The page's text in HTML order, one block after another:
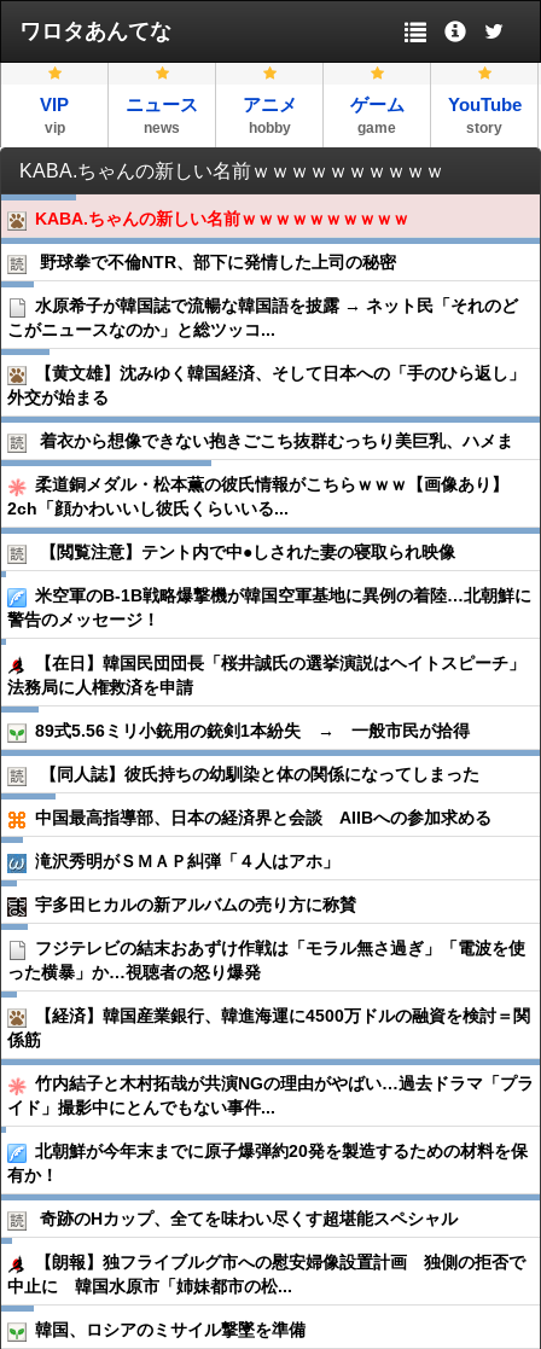
ワロタあんてな
VIP
vip
ニュース
news
アニメ
hobby
ゲーム
game
YouTube
story
KABA.ちゃんの新しい名前ｗｗｗｗｗｗｗｗｗｗ
KABA.ちゃんの新しい名前ｗｗｗｗｗｗｗｗｗｗ
野球拳で不倫NTR、部下に発情した上司の秘密
水原希子が韓国誌で流暢な韓国語を披露 → ネット民「それのど
こがニュースなのか」と総ツッコ...
【黄文雄】沈みゆく韓国経済、そして日本への「手のひら返し」
外交が始まる
着衣から想像できない抱きごこち抜群むっちり美巨乳、ハメま
柔道銅メダル・松本薫の彼氏情報がこちらｗｗｗ【画像あり】
2ch「顔かわいいし彼氏くらいいる...
【閲覧注意】テント内で中●︎しされた妻の寝取られ映像
米空軍のB-1B戦略爆撃機が韓国空軍基地に異例の着陸…北朝鮮に
警告のメッセージ！
【在日】韓国民団団長「桜井誠氏の選挙演説はヘイトスピーチ」
法務局に人権救済を申請
89式5.56ミリ小銃用の銃剣1本紛失 → 一般市民が拾得
【同人誌】彼氏持ちの幼馴染と体の関係になってしまった
中国最高指導部、日本の経済界と会談 AIIBへの参加求める
滝沢秀明がＳＭＡＰ糾弾「４人はアホ」
宇多田ヒカルの新アルバムの売り方に称賛
フジテレビの結末おあずけ作戦は「モラル無さ過ぎ」「電波を使
った横暴」か…視聴者の怒り爆発
【経済】韓国産業銀行、韓進海運に4500万ドルの融資を検討＝関
係筋
竹内結子と木村拓哉が共演NGの理由がやばい…過去ドラマ「プラ
イド」撮影中にとんでもない事件...
北朝鮮が今年末までに原子爆弾約20発を製造するための材料を保
有か！
奇跡のHカップ、全てを味わい尽くす超堪能スペシャル
【朗報】独フライブルグ市への慰安婦像設置計画 独側の拒否で
中止に 韓国水原市「姉妹都市の松...
韓国、ロシアのミサイル撃墜を準備